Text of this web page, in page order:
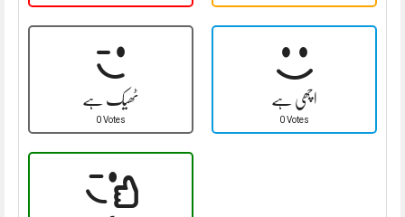
ٹھیک ہے
0 Votes
اچھی ہے
0 Votes